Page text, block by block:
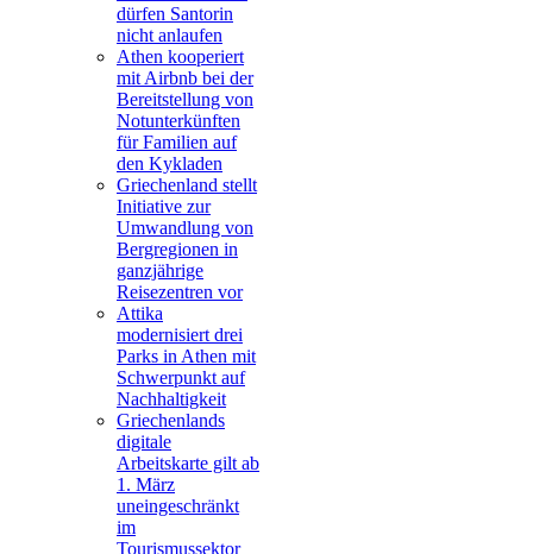
dürfen Santorin
nicht anlaufen
Athen kooperiert
mit Airbnb bei der
Bereitstellung von
Notunterkünften
für Familien auf
den Kykladen
Griechenland stellt
Initiative zur
Umwandlung von
Bergregionen in
ganzjährige
Reisezentren vor
Attika
modernisiert drei
Parks in Athen mit
Schwerpunkt auf
Nachhaltigkeit
Griechenlands
digitale
Arbeitskarte gilt ab
1. März
uneingeschränkt
im
Tourismussektor